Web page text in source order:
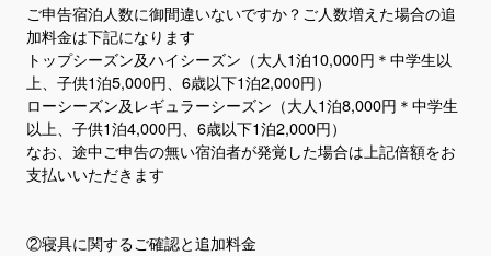
ご申告宿泊人数に御間違いないですか？ご人数増えた場合の追
加料金は下記になります
トップシーズン及ハイシーズン（大人1泊10,000円＊中学生以
上、子供1泊5,000円、6歳以下1泊2,000円）
ローシーズン及レギュラーシーズン（大人1泊8,000円＊中学生
以上、子供1泊4,000円、6歳以下1泊2,000円）
なお、途中ご申告の無い宿泊者が発覚した場合は上記倍額をお
支払いいただきます
②寝具に関するご確認と追加料金